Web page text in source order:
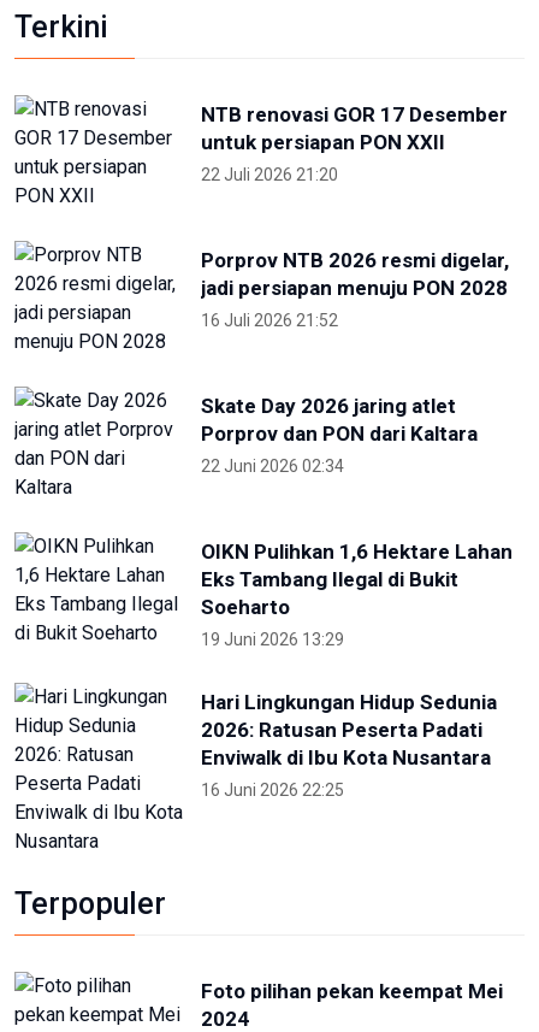
Terkini
NTB renovasi GOR 17 Desember
untuk persiapan PON XXII
22 Juli 2026 21:20
Porprov NTB 2026 resmi digelar,
jadi persiapan menuju PON 2028
16 Juli 2026 21:52
Skate Day 2026 jaring atlet
Porprov dan PON dari Kaltara
22 Juni 2026 02:34
OIKN Pulihkan 1,6 Hektare Lahan
Eks Tambang Ilegal di Bukit
Soeharto
19 Juni 2026 13:29
Hari Lingkungan Hidup Sedunia
2026: Ratusan Peserta Padati
Enviwalk di Ibu Kota Nusantara
16 Juni 2026 22:25
Terpopuler
Foto pilihan pekan keempat Mei
2024